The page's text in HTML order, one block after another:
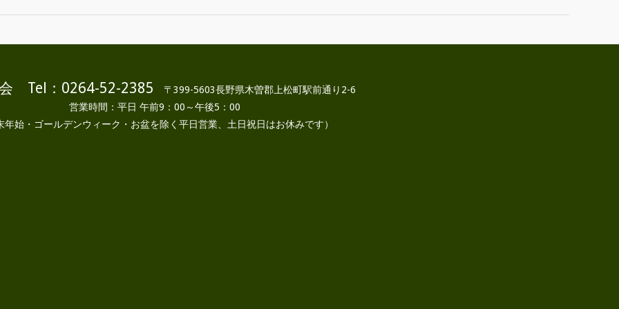
Tel：0264-52-2385
〒399-5603長野県木曽郡上松町駅前通り2-6
営業時間：平日 午前9：00～午後5：00
年始・ゴールデンウィーク・お盆を除く平日営業、土日祝日はお休みです）